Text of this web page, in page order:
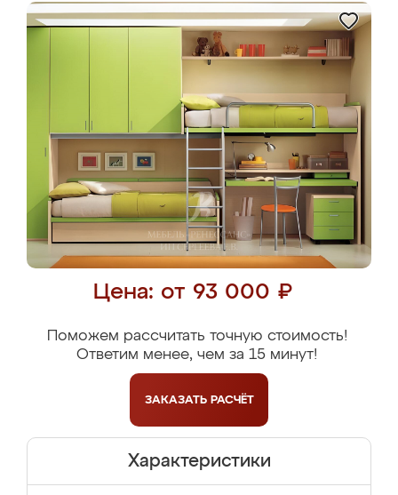
Цена: от 93 000 ₽
Поможем рассчитать точную стоимость!
Ответим менее, чем за 15 минут!
ЗАКАЗАТЬ РАСЧЁТ
Характеристики